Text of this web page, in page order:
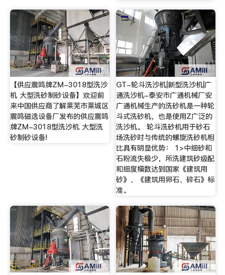
【供应震鸣牌ZM-3018型洗沙
机 大型洗砂制砂设备】欢迎前
来中国供应商了解莱芜市莱城区
震鸣磁选设备厂发布的供应震鸣
牌ZM-3018型洗沙机 大型洗
砂制砂设备!
GT-轮斗洗沙机|新型洗沙机|广
通洗沙机-泰安市广通机械厂安
广通机械生产的洗砂机是一种轮
斗式洗砂机，也是使用Z广泛的
洗沙机。 轮斗洗砂机用于砂石
场洗砂时与传统的螺旋洗砂机相
比具有明显优势： 1>中细砂和
石粉流失极少，所洗建筑砂级配
和细度模数达到国家《建筑用
砂》、《建筑用卵石、碎石》标
准。